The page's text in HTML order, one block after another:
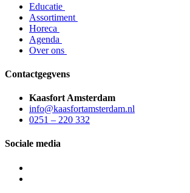
Educatie
Assortiment
Horeca
Agenda
Over ons
Contactgegvens
Kaasfort Amsterdam
info@kaasfortamsterdam.nl
0251 – 220 332
Sociale media